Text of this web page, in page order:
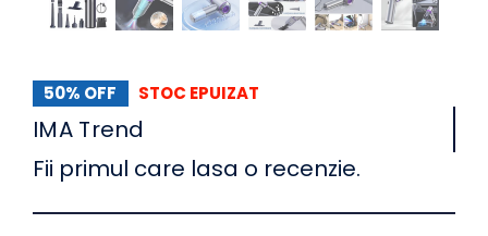
50% OFF STOC EPUIZAT
IMA Trend
Fii primul care lasa o recenzie.